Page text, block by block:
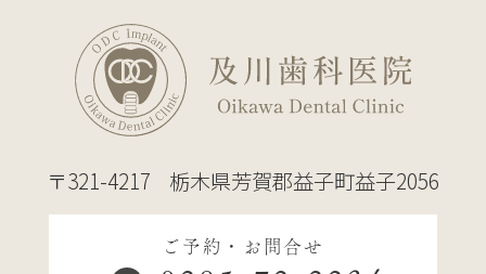
〒321-4217 栃木県芳賀郡益子町益子2056
ご予約・お問合せ